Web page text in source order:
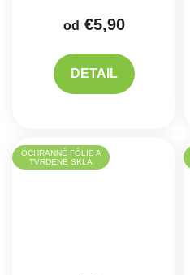
od €5,90
DETAIL
OCHRANNÉ FÓLIE A
TVRDENÉ SKLÁ